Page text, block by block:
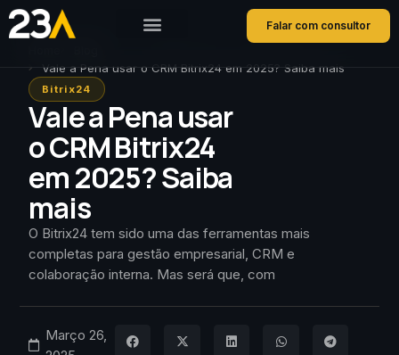
Falar com consultor
Vale a Pena usar o CRM Bitrix24 em 2025? Saiba mais
Bitrix24
Vale a Pena usar
o CRM Bitrix24
em 2025? Saiba
mais
O Bitrix24 tem sido uma das ferramentas mais
completas para gestão empresarial, CRM e
colaboração interna. Mas será que, com
Março 26,